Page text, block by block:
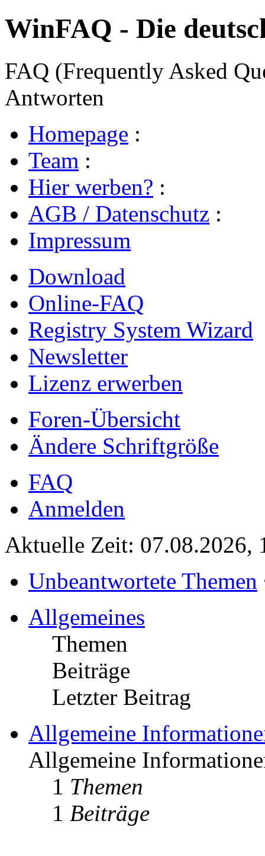
WinFAQ - Die
FAQ (Frequently Asked
Antworten
Homepage :
Team :
Hier werben? :
AGB / Datenschutz :
Impressum
Download
Online-FAQ
Registry System Wizard
Newsletter
Lizenz erwerben
Foren-Übersicht
Ändere Schriftgröße
FAQ
Anmelden
Aktuelle Zeit: 07.08.2026,
Unbeantwortete Themen
Allgemeines
Themen
Beiträge
Letzter Beitrag
Allgemeine
Allgemeine
1 Themen
1 Beiträge